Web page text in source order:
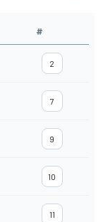
#
2
7
9
10
11